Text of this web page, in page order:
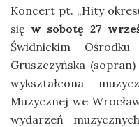
Koncert pt. „Hity
się w sobotę 27
Świdnickim
Gruszczyńska
wykształcona
Muzycznej we
wydarzeń